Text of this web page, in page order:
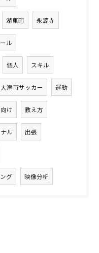
湖東町 永源寺
ル
個人 スキル
大津市サッカー 運動
け 教え方
ル 出張
グ 映像分析